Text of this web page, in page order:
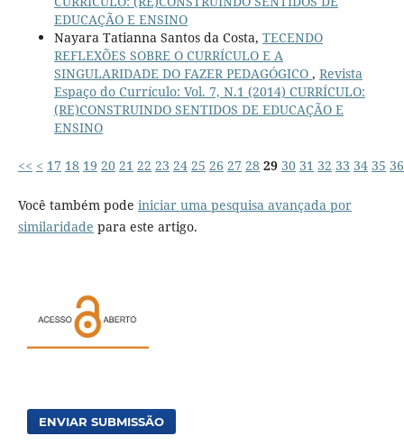
EDUCAÇÃO E ENSINO
Nayara Tatianna Santos da Costa, TECENDO
REFLEXÕES SOBRE O CURRÍCULO E A
SINGULARIDADE DO FAZER PEDAGÓGICO , Revista
Espaço do Currículo: Vol. 7, N.1 (2014) CURRÍCULO:
(RE)CONSTRUINDO SENTIDOS DE EDUCAÇÃO E
ENSINO
<< < 17 18 19 20 21 22 23 24 25 26 27 28 29 30 31 32 33 34 35 36
Você também pode iniciar uma pesquisa avançada por
similaridade para este artigo.
ENVIAR SUBMISSÃO